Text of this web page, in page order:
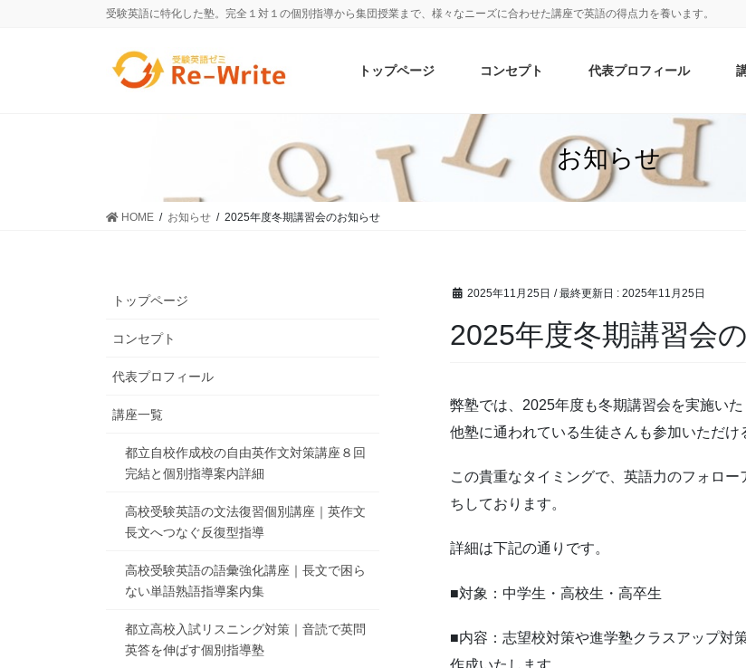
受験英語に特化した塾。完全１対１の個別指導から集団授業まで、様々なニーズに合わせた講座で英語の得点力を養います。
トップページ コンセプト 代表プロフィール
お知らせ
HOME お知らせ 2025年度冬期講習会のお知らせ
2025年11月25日 / 最終更新日 : 2025年11月25日
2025年度冬期講習会
弊塾では、2025年度も冬期講習会を実施い
他塾に通われている生徒さんも参加いただけ
この貴重なタイミングで、英語力のフォロ
ちしております。
詳細は下記の通りです。
■対象：中学生・高校生・高卒生
■内容：志望校対策や進学塾クラスアップ対
作成いたします。
トップページ
コンセプト
代表プロフィール
講座一覧
都立自校作成校の自由英作文対策講座８回
完結と個別指導案内詳細
高校受験英語の文法復習個別講座｜英作文
長文へつなぐ反復型指導
高校受験英語の語彙強化講座｜長文で困ら
ない単語熟語指導案内集
都立高校入試リスニング対策｜音読で英問
英答を伸ばす個別指導塾